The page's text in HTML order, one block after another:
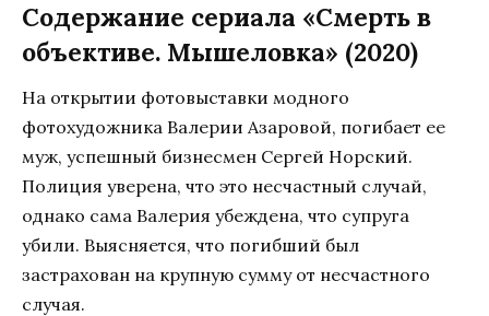
Содержание сериала «Смерть в
объективе. Мышеловка» (2020)
На открытии фотовыставки модного
фотохудожника Валерии Азаровой, погибает ее
муж, успешный бизнесмен Сергей Норский.
Полиция уверена, что это несчастный случай,
однако сама Валерия убеждена, что супруга
убили. Выясняется, что погибший был
застрахован на крупную сумму от несчастного
случая.